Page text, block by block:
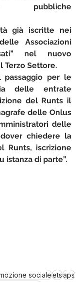
già iscritte nei
Associazioni
nel nuovo
Terzo Settore.
passaggio per le
delle entrate
del Runts il
delle Onlus
delle
chiedere la
Runts, iscrizione
istanza di parte”.
socialeetsaps